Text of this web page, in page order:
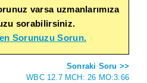
varsa uzmanlarımıza
sorabilirsiniz.
Sorunuzu Sorun.
Sonraki Soru >>
WBC 12.7 MCH: 26 MO:3.66